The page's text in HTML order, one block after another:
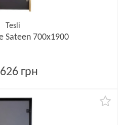
Tesli
Sateen 700х1900
грн